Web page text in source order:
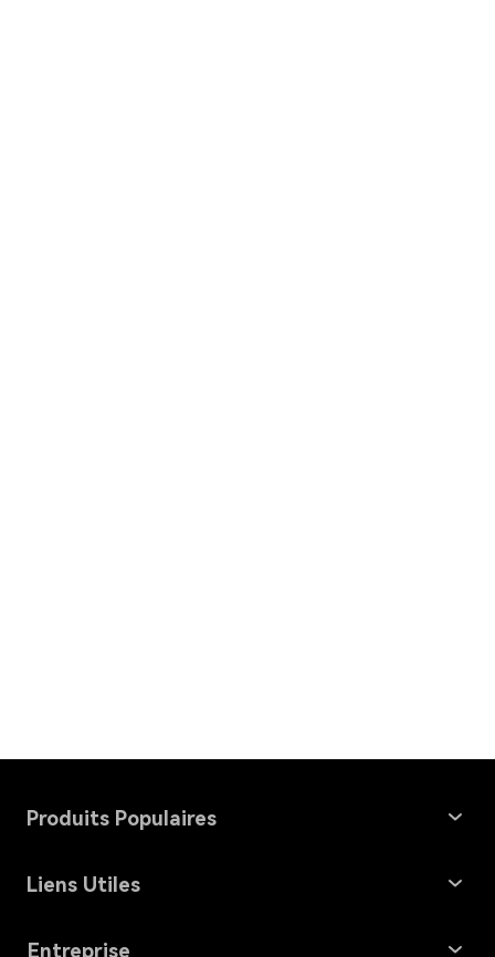
Produits Populaires
Windows Data Recovery
Liens Utiles
Récupération de Carte Mémoire
Entreprise